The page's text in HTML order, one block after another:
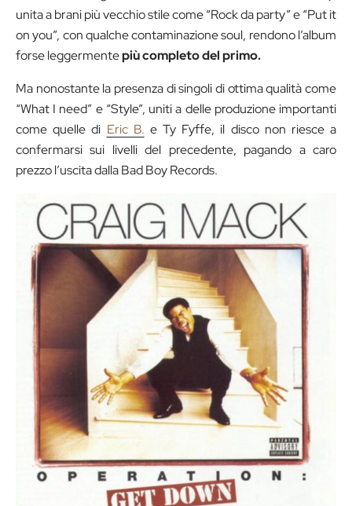
unita a brani più vecchio stile come “Rock da party” e “Put it
on you”, con qualche contaminazione soul, rendono l’album
forse leggermentepiù completo del primo.
Ma nonostante la presenza di singoli di ottima qualità come
“What I need” e “Style”, uniti a delle produzione importanti
come quelle di Eric B. e Ty Fyffe, il disco non riesce a
confermarsi sui livelli del precedente, pagando a caro
prezzo l’uscita dalla Bad Boy Records.